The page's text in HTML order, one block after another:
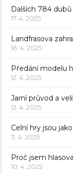
Dalších 784
17. 4. 2025
Landfrasova
16. 4. 2025
Předání modelu
12. 4. 2025
Jarní průvod a
12. 4. 2025
Celní hry jsou
11. 4. 2025
Proč jsem
10. 4. 2025